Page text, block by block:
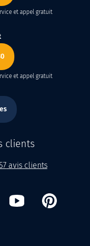
et appel gratuit
et appel gratuit
clients
:
avis clients
Youtube